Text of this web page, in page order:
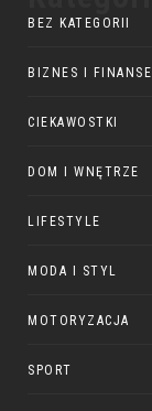
BEZ KATEGORII
BIZNES I FINANSE
CIEKAWOSTKI
DOM I WNĘTRZE
LIFESTYLE
MODA I STYL
MOTORYZACJA
SPORT